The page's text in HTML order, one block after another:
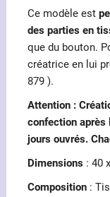
Ce modèle est
des parties en
que du bouton.
créatrice en lui
879 ).
Attention :
confection après
jours ouvrés.
Dimensions: 40
Composition: